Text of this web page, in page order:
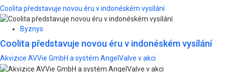
Coolita představuje novou éru v indonéském vysílání
Byznys
Coolita představuje novou éru v indonéském vysílání
Akvizice AVVie GmbH a systém AngelValve v akci